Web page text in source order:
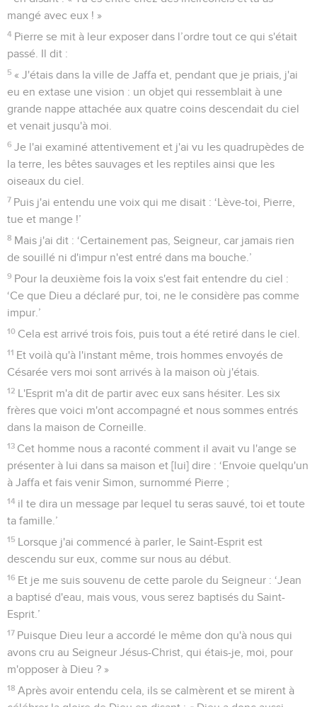
mangé avec eux ! »
4 Pierre se mit à leur exposer dans l’ordre tout ce qui s'était
passé. Il dit :
5 « J'étais dans la ville de Jaffa et, pendant que je priais, j'ai
eu en extase une vision : un objet qui ressemblait à une
grande nappe attachée aux quatre coins descendait du ciel
et venait jusqu'à moi.
6 Je l'ai examiné attentivement et j'ai vu les quadrupèdes de
la terre, les bêtes sauvages et les reptiles ainsi que les
oiseaux du ciel.
7 Puis j'ai entendu une voix qui me disait : ‘Lève-toi, Pierre,
tue et mange !’
8 Mais j'ai dit : ‘Certainement pas, Seigneur, car jamais rien
de souillé ni d'impur n'est entré dans ma bouche.’
9 Pour la deuxième fois la voix s'est fait entendre du ciel :
‘Ce que Dieu a déclaré pur, toi, ne le considère pas comme
impur.’
10 Cela est arrivé trois fois, puis tout a été retiré dans le ciel.
11 Et voilà qu'à l'instant même, trois hommes envoyés de
Césarée vers moi sont arrivés à la maison où j'étais.
12 L'Esprit m'a dit de partir avec eux sans hésiter. Les six
frères que voici m'ont accompagné et nous sommes entrés
dans la maison de Corneille.
13 Cet homme nous a raconté comment il avait vu l'ange se
présenter à lui dans sa maison et [lui] dire : ‘Envoie quelqu'un
à Jaffa et fais venir Simon, surnommé Pierre ;
14 il te dira un message par lequel tu seras sauvé, toi et toute
ta famille.’
15 Lorsque j'ai commencé à parler, le Saint-Esprit est
descendu sur eux, comme sur nous au début.
16 Et je me suis souvenu de cette parole du Seigneur : ‘Jean
a baptisé d'eau, mais vous, vous serez baptisés du Saint-
Esprit.’
17 Puisque Dieu leur a accordé le même don qu'à nous qui
avons cru au Seigneur Jésus-Christ, qui étais-je, moi, pour
m'opposer à Dieu ? »
18 Après avoir entendu cela, ils se calmèrent et se mirent à